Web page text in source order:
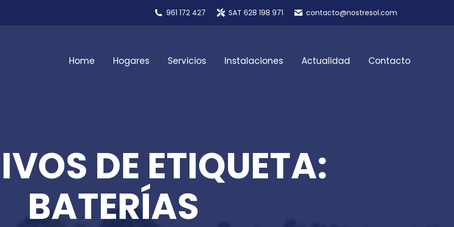
961 172 427 SAT 628 198 971 contacto@nostresol.com
Home Hogares Servicios Instalaciones Actualidad Contacto
DE ETIQUETA:
BATERÍAS